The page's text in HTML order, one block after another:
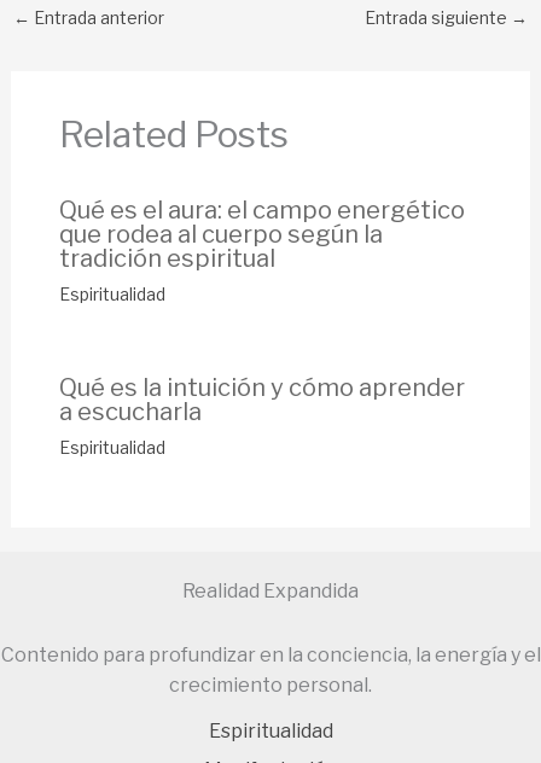
← Entrada anterior Entrada siguiente →
Related Posts
Qué es el aura: el campo energético
que rodea al cuerpo según la
tradición espiritual
Espiritualidad
Qué es la intuición y cómo aprender
a escucharla
Espiritualidad
Realidad Expandida
Contenido para profundizar en la conciencia, la energía y el
crecimiento personal.
Espiritualidad